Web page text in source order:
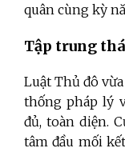
quân cùng kỳ
Tập trung
Luật Thủ đô
thống pháp lý
đủ, toàn diện.
tâm đầu mối